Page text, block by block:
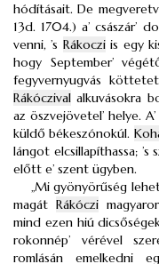
hódításait. De
13d. 1704.) a’ császár’
venni, ’s Rákocziis egy
hogy September’
fegyvernyugvás
Rákóczival alkuvásokra
az öszvejövetel’ helye.
küldő békeszónokúl.
lángot elcsillapíthassa;
előtt e’ szent ügyben.
„Mi gyönyörűség
magátRákóczi
mind ezen hiú
rokonnép’ vérével
romlásán emelkedni